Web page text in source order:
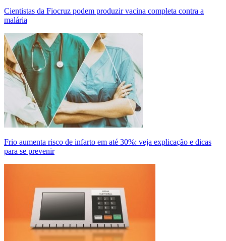
Cientistas da Fiocruz podem produzir vacina completa contra a
malária
Frio aumenta risco de infarto em até 30%: veja explicação e dicas
para se prevenir